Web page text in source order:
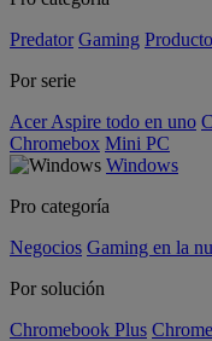
Predator Gaming
Por serie
Acer Aspire todo en uno
Chromebox Mini PC
Windows
Pro categoría
Negocios Gaming en la
Por solución
Chromebook Plus